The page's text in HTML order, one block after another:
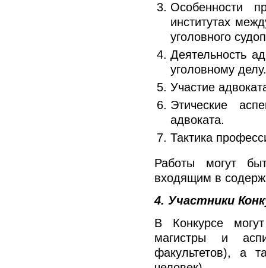
Особенности
институтах
уголовного
Деятельность
уголовному делу.
Участие
Этические
адвоката.
Тактика
Работы могут
входящим в
4. Участники
В Конкурсе
магистры и
факультетов), а